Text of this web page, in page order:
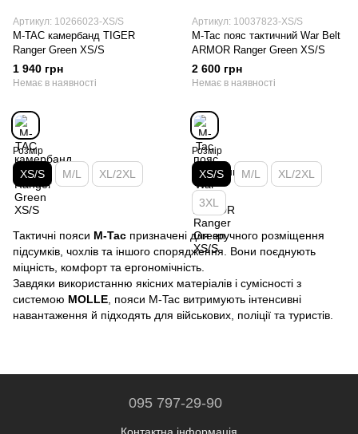
Артикул: 10266023-XS/S
M-TAC камербанд TIGER
Ranger Green XS/S
1 940 грн
Немає в наявності
Розмір
XS/S M/L XL/2XL
Артикул: 10037823-XS/S
M-Tac пояс тактичний War Belt
ARMOR Ranger Green XS/S
2 600 грн
Немає в наявності
Розмір
XS/S M/L XL/2XL
3XL
Тактичні пояси M-Tac призначені для зручного розміщення
підсумків, чохлів та іншого спорядження. Вони поєднують
міцність, комфорт та ергономічність.
Завдяки використанню якісних матеріалів і сумісності з
системою MOLLE , пояси M-Tac витримують інтенсивні
навантаження й підходять для військових, поліції та туристів.
095 797-29-90